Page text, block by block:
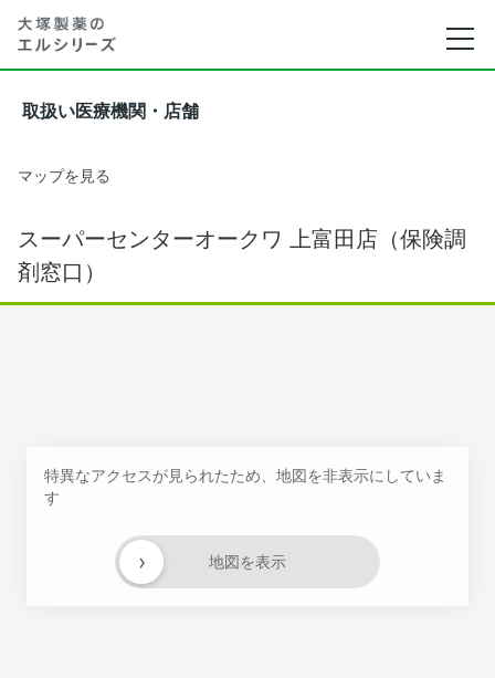
取扱い医療機関・店舗
マップを見る
スーパーセンターオークワ 上富田店（保険調
剤窓口）
特異なアクセスが見られたため、地図を非表示にしていま
す
地図を表示
›